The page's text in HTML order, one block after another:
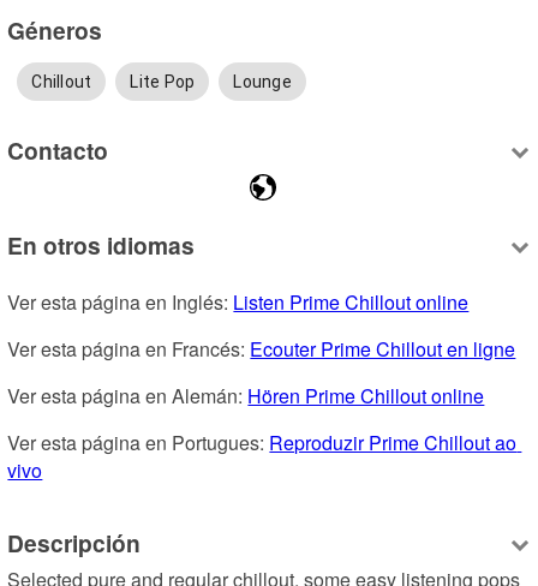
Géneros
Chillout Lite Pop Lounge
Contacto
En otros idiomas
Ver esta página en Inglés: Listen Prime Chillout online
Ver esta página en Francés: Ecouter Prime Chillout en ligne
Ver esta página en Alemán: Hören Prime Chillout online
Ver esta página en Portugues: Reproduzir Prime Chillout ao
vivo
Descripción
Selected pure and regular chillout, some easy listening pops